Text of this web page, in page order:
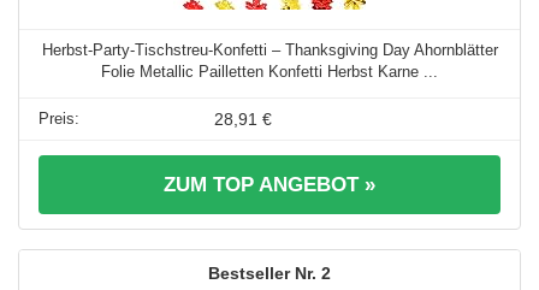
Herbst-Party-Tischstreu-Konfetti – Thanksgiving Day Ahornblätter
Folie Metallic Pailletten Konfetti Herbst Karne ...
28,91 €
ZUM TOP ANGEBOT »
2